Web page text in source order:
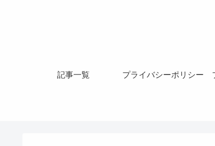
記事一覧 プライバシーポリシー